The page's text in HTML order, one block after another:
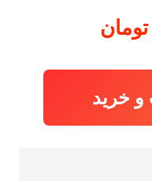
تومان
خرید